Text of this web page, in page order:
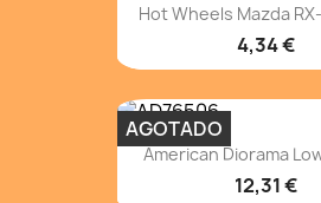
Hot Wheels Mazda
4,34 €
American Diorama
12,31 €
AGOTADO